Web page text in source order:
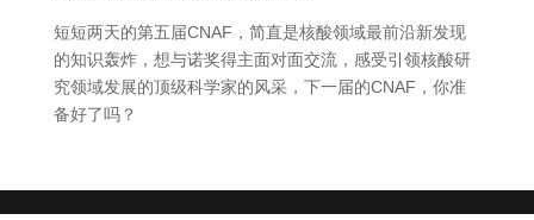
短短两天的第五届CNAF，简直是核酸领域最前沿新发现
的知识轰炸，想与诺奖得主面对面交流，感受引领核酸研
究领域发展的顶级科学家的风采，下一届的CNAF，你准
备好了吗？